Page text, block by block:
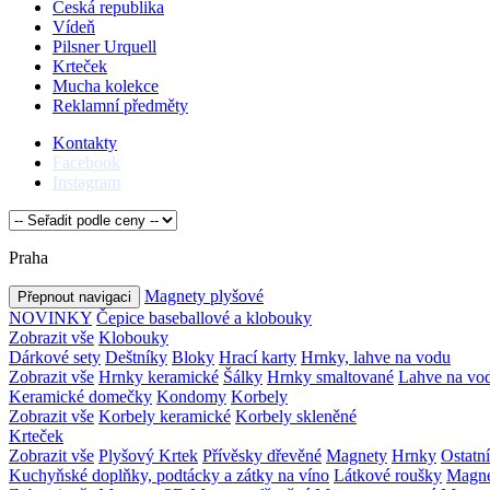
Česká republika
Vídeň
Pilsner Urquell
Krteček
Mucha kolekce
Reklamní předměty
Kontakty
Facebook
Instagram
Praha
Přepnout navigaci
Magnety plyšové
NOVINKY Čepice baseballové a klobouky
Zobrazit vše Klobouky
Dárkové sety Deštníky Bloky Hrací karty Hrnky, lahve na vodu
Zobrazit vše Hrnky keramické Šálky Hrnky smaltované Lahve na
Keramické domečky Kondomy Korbely
Zobrazit vše Korbely keramické Korbely skleněné
Krteček
Zobrazit vše Plyšový Krtek Přívěsky dřevěné Magnety Hrnky Ostatní
Kuchyňské doplňky, podtácky a zátky na víno Látkové roušky